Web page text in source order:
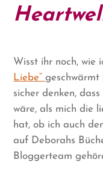
Wisst ihr noch, wie
Liebe“geschwärmt
sicher denken,
wäre, als mich die
hat, ob ich auch
auf Deborahs
Bloggerteam